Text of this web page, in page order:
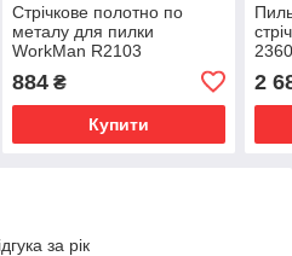
Стрічкове полотно по
металу для пилки
WorkMan R2103
884₴
Купити
2
за рік